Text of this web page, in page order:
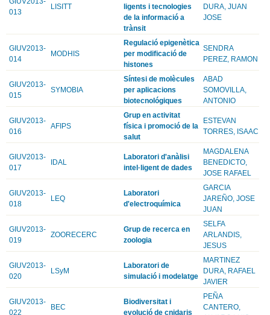
013
LISITT
ligents i tecnologies
de la informació a
trànsit
DURA, JUAN
JOSE
GIUV2013-
014
MODHIS
Regulació epigenètica
per modificació de
histones
SENDRA
PEREZ, RAMON
GIUV2013-
015
SYMOBIA
Síntesi de molècules
per aplicacions
biotecnológiques
ABAD
SOMOVILLA,
ANTONIO
GIUV2013-
016
AFIPS
Grup en activitat
física i promoció de la
salut
ESTEVAN
TORRES, ISAAC
GIUV2013-
017
IDAL
Laboratori d'anàlisi
intel·ligent de dades
MAGDALENA
BENEDICTO,
JOSE RAFAEL
GIUV2013-
018
LEQ
Laboratori
d'electroquímica
GARCIA
JAREÑO, JOSE
JUAN
GIUV2013-
019
ZOORECERC
Grup de recerca en
zoologia
SELFA
ARLANDIS,
JESUS
GIUV2013-
020
LSyM
Laboratori de
simulació i modelatge
MARTINEZ
DURA, RAFAEL
JAVIER
GIUV2013-
022
BEC
Biodiversitat i
evolució de cnidaris
PEÑA
CANTERO,